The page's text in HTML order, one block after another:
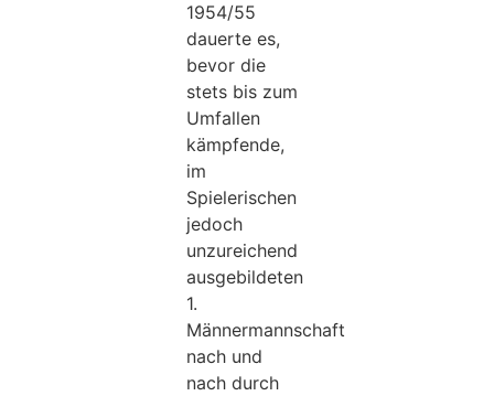
1954/55
dauerte es,
bevor die
stets bis zum
Umfallen
kämpfende,
im
Spielerischen
jedoch
unzureichend
ausgebildeten
1.
Männermannschaft
nach und
nach durch